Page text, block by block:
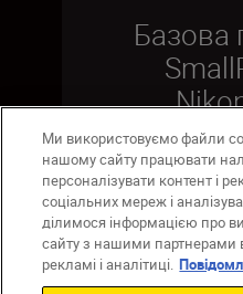
Базова
ПРИДБАТИ
Ми використовуємо файли
нашому сайту працювати
персоналізувати контент і
соціальних мереж і
ділимося інформацією про
сайту з нашими партнерами
рекламі і аналітиці.